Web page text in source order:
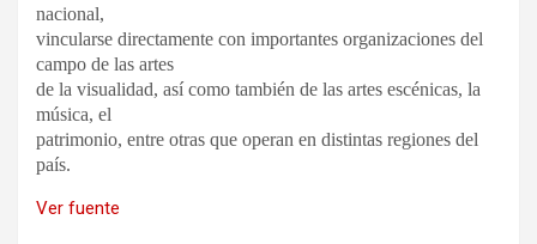
nacional,
vincularse directamente con importantes organizaciones del
campo de las artes
de la visualidad, así como también de las artes escénicas, la
música, el
patrimonio, entre otras que operan en distintas regiones del
país.
Ver fuente